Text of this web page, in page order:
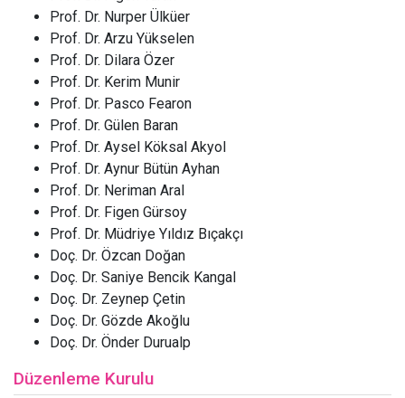
Prof. Dr. Nurper Ülküer
Prof. Dr. Arzu Yükselen
Prof. Dr. Dilara Özer
Prof. Dr. Kerim Munir
Prof. Dr. Pasco Fearon
Prof. Dr. Gülen Baran
Prof. Dr. Aysel Köksal Akyol
Prof. Dr. Aynur Bütün Ayhan
Prof. Dr. Neriman Aral
Prof. Dr. Figen Gürsoy
Prof. Dr. Müdriye Yıldız Bıçakçı
Doç. Dr. Özcan Doğan
Doç. Dr. Saniye Bencik Kangal
Doç. Dr. Zeynep Çetin
Doç. Dr. Gözde Akoğlu
Doç. Dr. Önder Durualp
Düzenleme Kurulu